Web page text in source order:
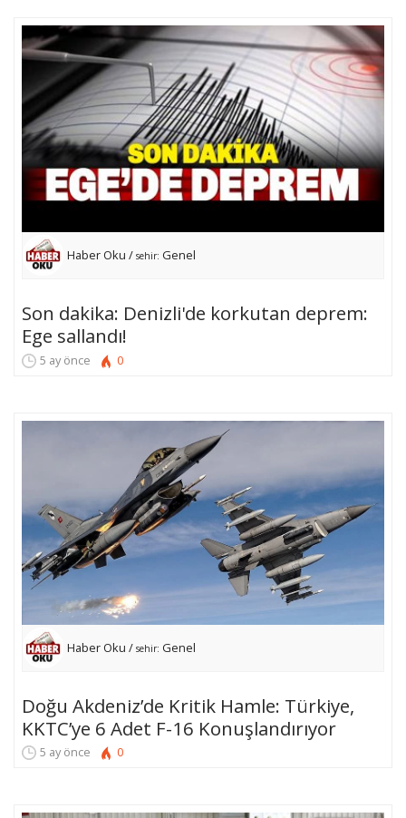
Haber Oku / sehir: Genel
Son dakika: Denizli'de korkutan deprem:
Ege sallandı!
5 ay önce 0
Haber Oku / sehir: Genel
Doğu Akdeniz’de Kritik Hamle: Türkiye,
KKTC’ye 6 Adet F-16 Konuşlandırıyor
5 ay önce 0